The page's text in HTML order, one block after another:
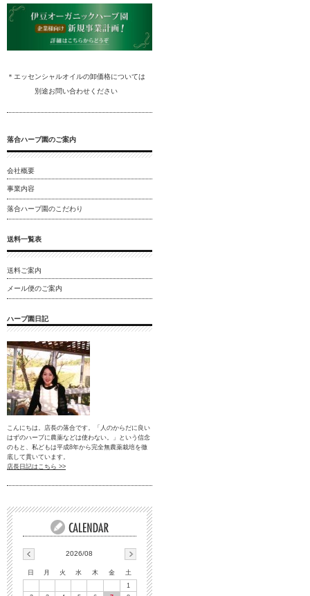
＊エッセンシャルオイルの卸価格については
別途お問い合わせください
落合ハーブ園のご案内
会社概要
事業内容
落合ハーブ園のこだわり
送料一覧表
送料ご案内
メール便のご案内
ハーブ園日記
こんにちは。店長の落合です。「人のからだに良い
はずのハーブに農薬などは使わない。」という信念
のもと、私どもは平成8年から完全無農薬栽培を徹
底して貫いています。
店長日記はこちら >>
2026/08
日 月 火 水 木 金
土
1